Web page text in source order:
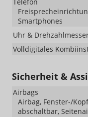
Smartphones
Uhr &
Volldigitales
Sicherheit &
Airbags
Airbag, Fenster-/
abschaltbar,